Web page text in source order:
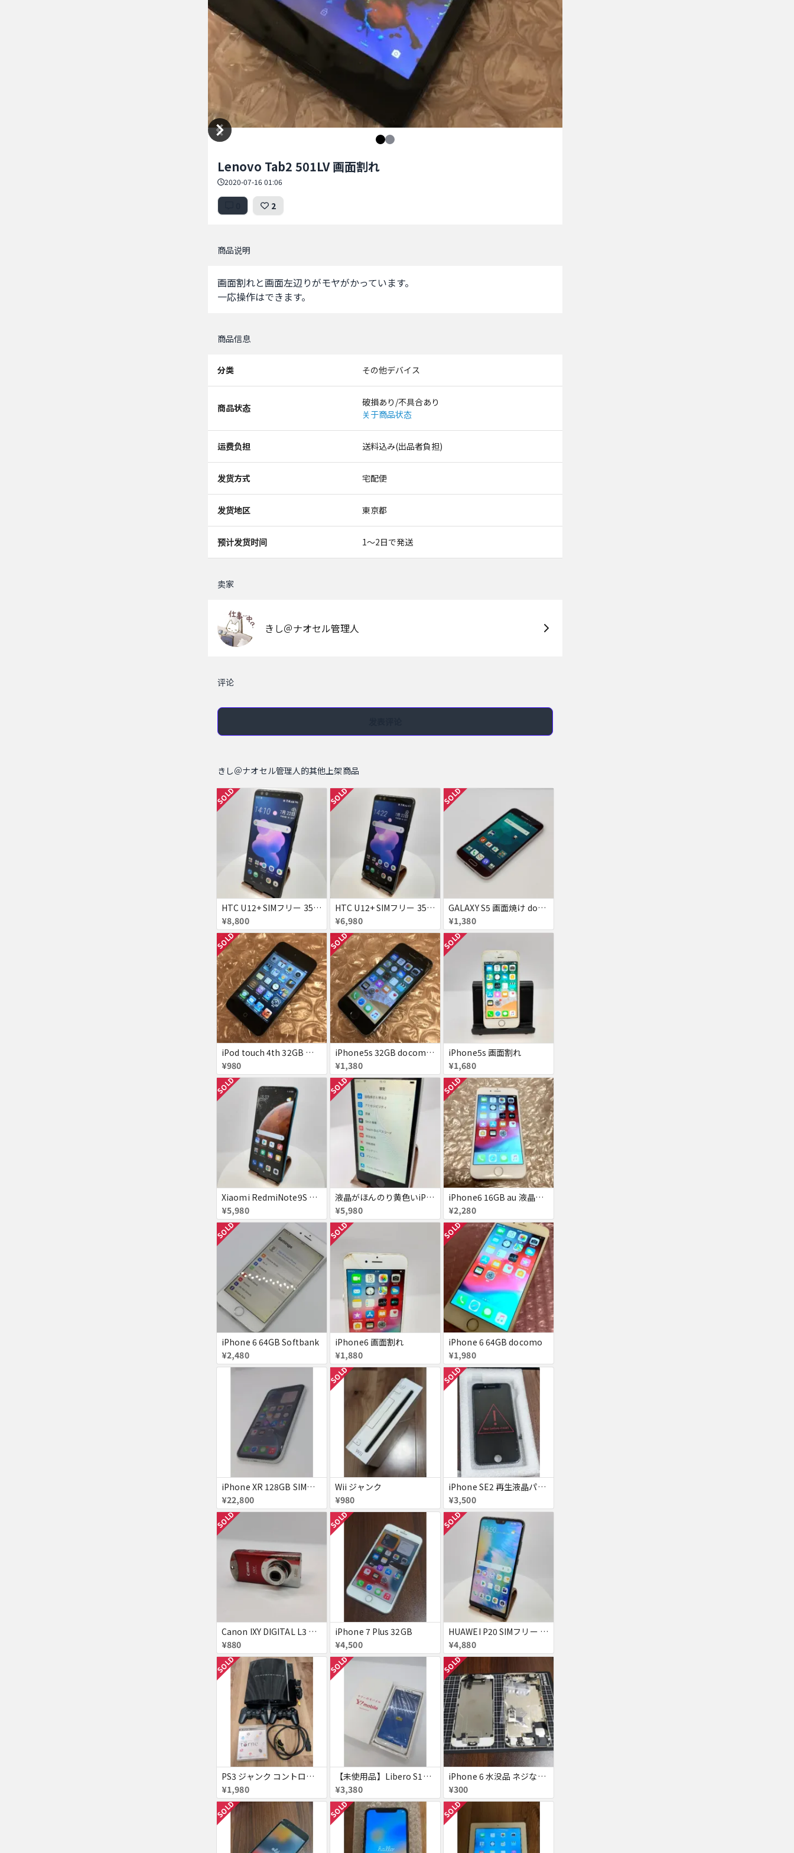
Lenovo Tab2 501LV 画面割れ
2020-07-16 01:06
2
商品说明
画面割れと画面左辺りがモヤがかっています。
一応操作はできます。
商品信息
分类 その他デバイス
商品状态
破損あり/不具合あり
关于商品状态
运费负担 送料込み(出品者負担)
发货方式 宅配便
发货地区 東京都
预计发货时间 1〜2日で発送
卖家
きし＠ナオセル管理人
评论
きし＠ナオセル管理人的其他上架商品
SOLD
HTC U12+ SIMフリー 354395090093622
¥8,800
SOLD
HTC U12+ SIMフリー 354395090091634
¥6,980
SOLD
GALAXY S5 画面焼け docomo SC-04F
¥1,380
SOLD
iPod touch 4th 32GB バッテリー劣化あり
¥980
SOLD
iPhone5s 32GB docomo 画面割れ
¥1,380
SOLD
iPhone5s 画面割れ
¥1,680
SOLD
Xiaomi RedmiNote9S SIMフリー 863954040594602
¥5,980
SOLD
液晶がほんのり黄色いiPhone SE
¥5,980
SOLD
iPhone6 16GB au 液晶表示不良
¥2,280
SOLD
iPhone 6 64GB Softbank
¥2,480
SOLD
iPhone6 画面割れ
¥1,880
SOLD
iPhone 6 64GB docomo
¥1,980
iPhone XR 128GB SIMフリー
¥22,800
SOLD
Wii ジャンク
¥980
SOLD
iPhone SE2 再生液晶パネル 黒
¥3,500
SOLD
Canon IXY DIGITAL L3 ズームレンズ不良
¥880
SOLD
iPhone 7 Plus 32GB
¥4,500
SOLD
HUAWEI P20 SIMフリー 861197043272279
¥4,880
SOLD
PS3 ジャンク コントローラー付き
¥1,980
SOLD
【未使用品】Libero S10 Softbank
¥3,380
SOLD
iPhone 6 水没品 ネジなど部品取り用
¥300
SOLD SOLD SOLD